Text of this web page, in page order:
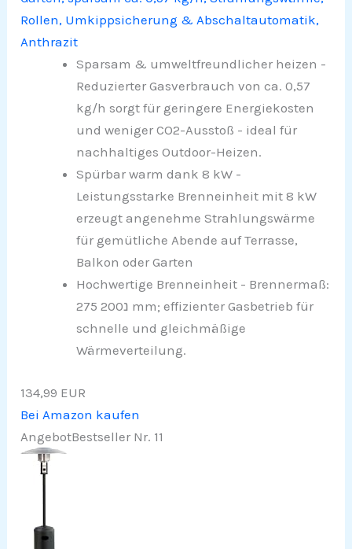
Rollen, Umkippsicherung & Abschaltautomatik,
Anthrazit
Sparsam & umweltfreundlicher heizen -
Reduzierter Gasverbrauch von ca. 0,57
kg/h sorgt für geringere Energiekosten
und weniger CO2-Ausstoß - ideal für
nachhaltiges Outdoor-Heizen.
Spürbar warm dank 8 kW -
Leistungsstarke Brenneinheit mit 8 kW
erzeugt angenehme Strahlungswärme
für gemütliche Abende auf Terrasse,
Balkon oder Garten
Hochwertige Brenneinheit - Brennermaß:
275 נ200 mm; effizienter Gasbetrieb für
schnelle und gleichmäßige
Wärmeverteilung.
134,99 EUR
Bei Amazon kaufen
AngebotBestseller Nr. 11